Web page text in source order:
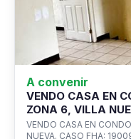
A convenir
VENDO CASA EN
ZONA 6, VILLA
VENDO CASA EN
NUEVA. CASO FHA: